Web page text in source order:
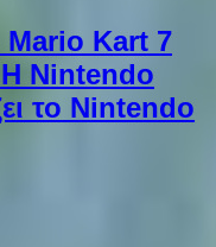
Mario Kart 7
Η Nintendo
το Nintendo